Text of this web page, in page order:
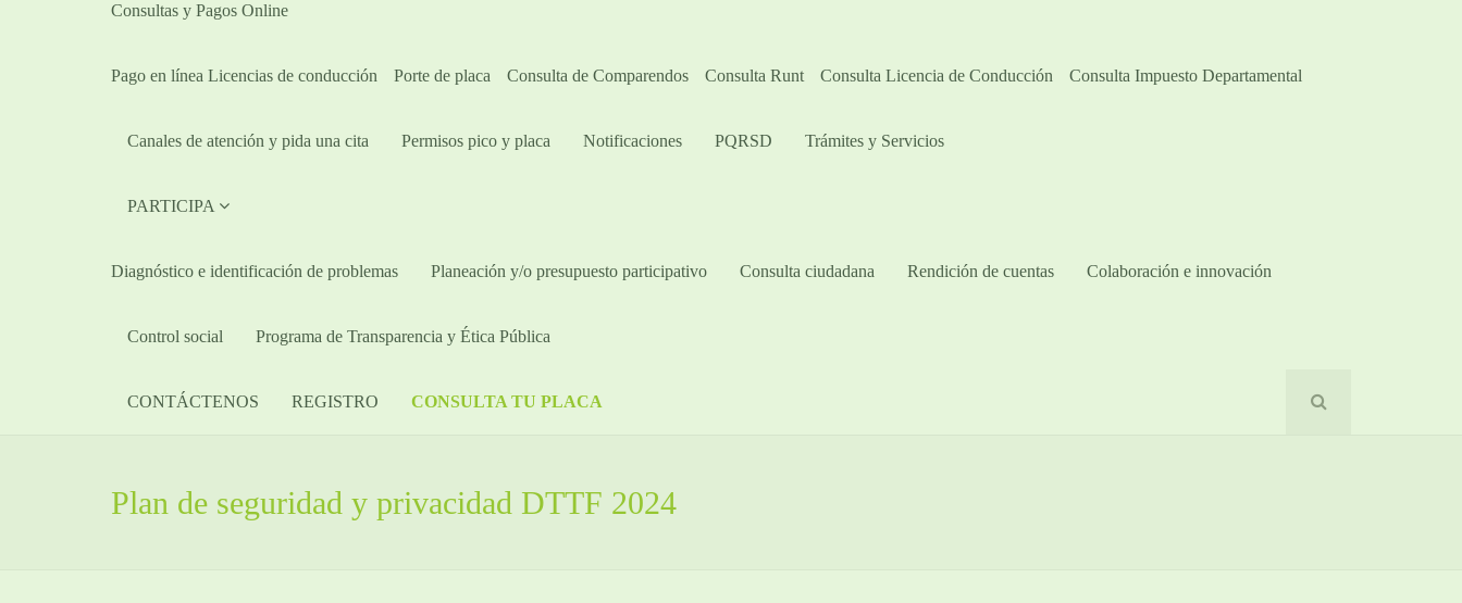
Consultas y Pagos Online
Pago en línea Licencias de conducción Porte de placa Consulta de Comparendos Consulta Runt Consulta Licencia de Conducción Consulta Impuesto Departamental
Canales de atención y pida una cita Permisos pico y placa Notificaciones PQRSD Trámites y Servicios
PARTICIPA
Diagnóstico e identificación de problemas Planeación y/o presupuesto participativo​ Consulta ciudadana Rendición de cuentas Colaboración e innovación
Control social Programa de Transparencia y Ética Pública
CONTÁCTENOS REGISTRO CONSULTA TU PLACA
Plan de seguridad y privacidad DTTF 2024